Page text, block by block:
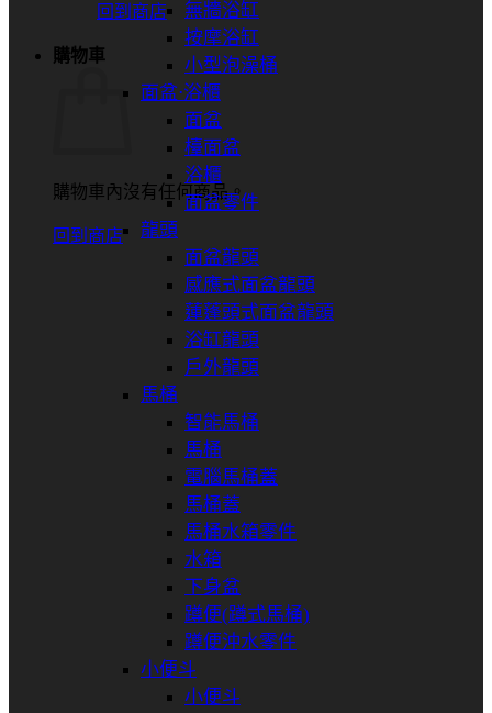
回到商店
購物車
購物車內沒有任何商品。
回到商店
無牆浴缸
按摩浴缸
小型泡澡桶
面盆⋅浴櫃
面盆
檯面盆
浴櫃
面盆零件
龍頭
面盆龍頭
感應式面盆龍頭
蓮蓬頭式面盆龍頭
浴缸龍頭
戶外龍頭
馬桶
智能馬桶
馬桶
電腦馬桶蓋
馬桶蓋
馬桶水箱零件
水箱
下身盆
蹲便(蹲式馬桶)
蹲便沖水零件
小便斗
小便斗